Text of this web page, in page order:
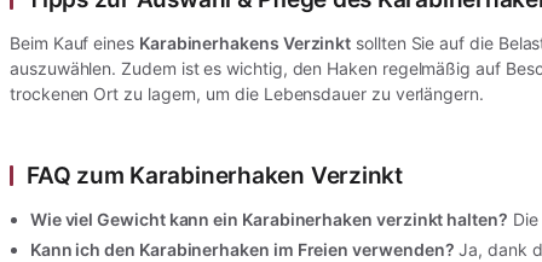
Beim Kauf eines Karabinerhakens Verzinkt sollten Sie auf die
auszuwählen. Zudem ist es wichtig, den Haken regelmäßig auf
trockenen Ort zu lagern, um die Lebensdauer zu verlängern.
FAQ zum Karabinerhaken Verzinkt
Wie viel Gewicht kann ein Karabinerhaken verzinkt halten?
Kann ich den Karabinerhaken im Freien verwenden? Ja, dank